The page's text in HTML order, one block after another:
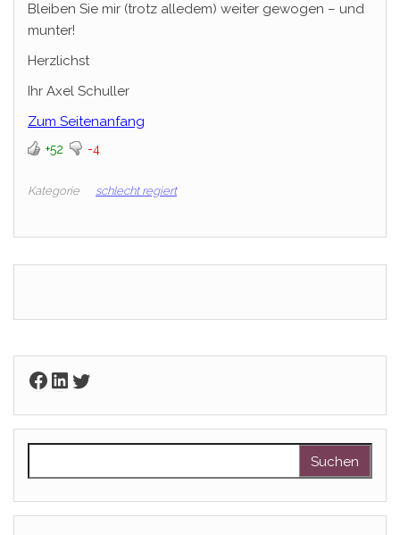
Bleiben Sie mir (trotz alledem) weiter gewogen – und
munter!
Herzlichst
Ihr Axel Schuller
Zum Seitenanfang
+52 -4
Kategorie schlecht regiert
Facebook
LinkedIn
Twitter